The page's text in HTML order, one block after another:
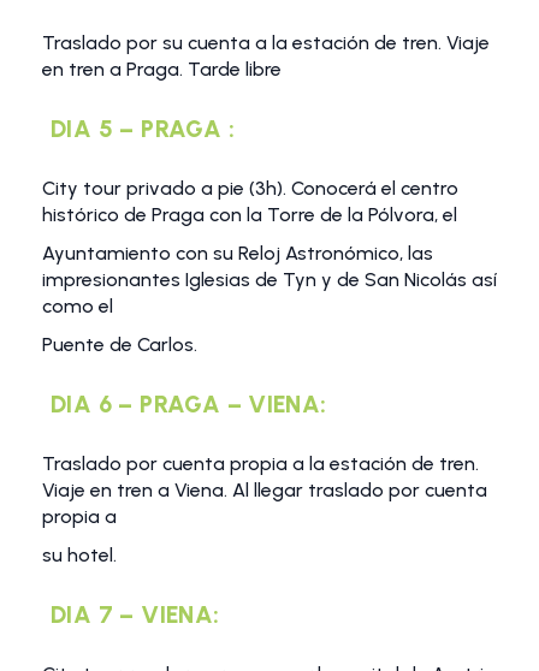
Traslado por su cuenta a la estación de tren. Viaje
en tren a Praga. Tarde libre
DIA 5 – PRAGA :
City tour privado a pie (3h). Conocerá el centro
histórico de Praga con la Torre de la Pólvora, el
Ayuntamiento con su Reloj Astronómico, las
impresionantes Iglesias de Tyn y de San Nicolás así
como el
Puente de Carlos.
DIA 6 – PRAGA – VIENA:
Traslado por cuenta propia a la estación de tren.
Viaje en tren a Viena. Al llegar traslado por cuenta
propia a
su hotel.
DIA 7 – VIENA: